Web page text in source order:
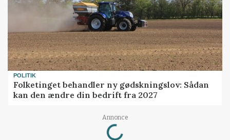
POLITIK
Folketinget behandler ny gødskningslov: Sådan
kan den ændre din bedrift fra 2027
Annonce
Loading...